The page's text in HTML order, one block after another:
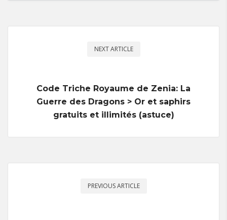
NEXT ARTICLE
Code Triche Royaume de Zenia: La
Guerre des Dragons > Or et saphirs
gratuits et illimités (astuce)
PREVIOUS ARTICLE